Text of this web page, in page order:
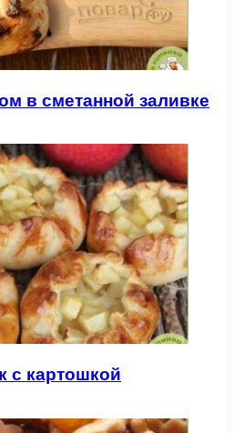
в сметанной заливке
с картошкой